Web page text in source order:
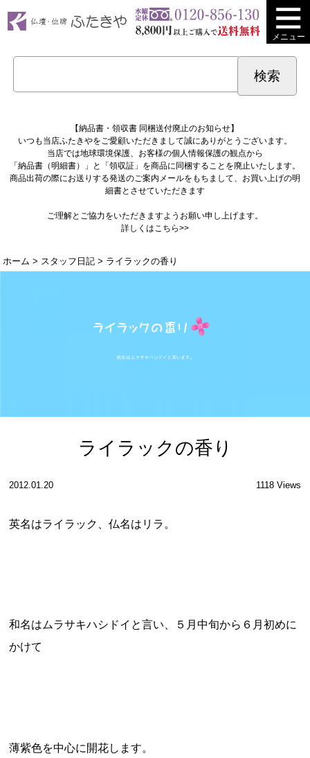
メニュー
【納品書・領収書 同梱送付廃止のお知らせ】
いつも当店ふたきやをご愛顧いただきまして誠にありがとうございます。
当店では地球環境保護、お客様の個人情報保護の観点から
「納品書（明細書）」と「領収証」を商品に同梱することを廃止いたします。
商品出荷の際にお送りする発送のご案内メールをもちまして、お買い上げの明
細書とさせていただきます
ご理解とご協力をいただきますようお願い申し上げます。
詳しくはこちら>>
ホーム > スタッフ日記 > ライラックの香り
ライラックの香り
2012.01.20 1118 Views
英名はライラック、仏名はリラ。
和名はムラサキハシドイと言い、５月中旬から６月初めに
かけて
薄紫色を中心に開花します。